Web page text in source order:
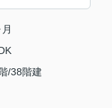
/38階建